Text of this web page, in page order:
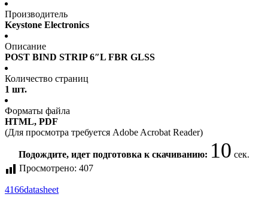
Производитель
Keystone Electronics
Описание
POST BIND STRIP 6″L FBR GLSS
Количество страниц
1 шт.
Форматы файла
HTML, PDF
(Для просмотра требуется Adobe Acrobat Reader)
Подождите, идет подготовка к скачиванию: 10 сек.
Просмотрено: 407
4166datasheet